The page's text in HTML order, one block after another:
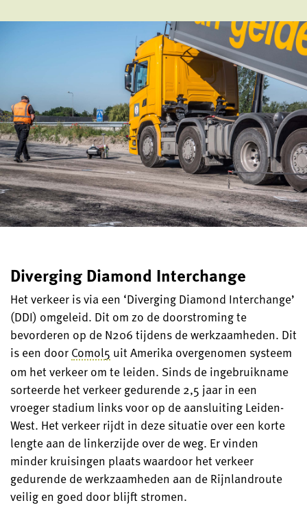
Diverging Diamond Interchange
Het verkeer is via een ‘Diverging Diamond Interchange’
(DDI) omgeleid. Dit om zo de doorstroming te
bevorderen op de N206 tijdens de werkzaamheden. Dit
is een doorComol5 uit Amerika overgenomen systeem
om het verkeer om te leiden. Sinds de ingebruikname
sorteerde het verkeer gedurende 2,5 jaar in een
vroeger stadium links voor op de aansluiting Leiden-
West. Het verkeer rijdt in deze situatie over een korte
lengte aan de linkerzijde over de weg. Er vinden
minder kruisingen plaats waardoor het verkeer
gedurende de werkzaamheden aan de Rijnlandroute
veilig en goed door blijft stromen.